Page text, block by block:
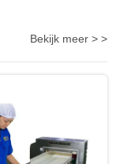
Bekijk meer > >